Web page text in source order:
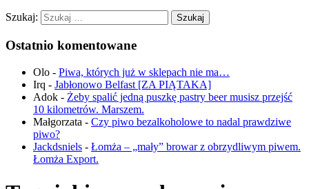
Szukaj:
Ostatnio komentowane
Olo - Piwa, których już w sklepach nie ma…
Irq - Jabłonowo Belfast [ZA PIĄTAKA]
Adok - Żeby spalić jedną puszkę pastry beer musisz przejść
10 kilometrów. Marszem.
Małgorzata - Czy piwo bezalkoholowe to nadal prawdziwe
piwo?
Jackdsniels - Łomża – „mały” browar z obrzydliwym piwem.
Łomża Export.